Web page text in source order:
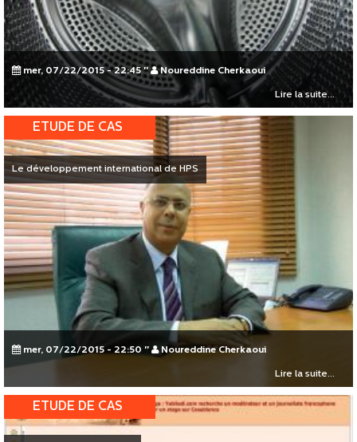
mer, 07/22/2015 - 22:45" Noureddine Cherkaoui
Lire la suite...
Le développement international de HPS
ETUDE DE CAS
mer, 07/22/2015 - 22:50 " Noureddine Cherkaoui
Lire la suite...
ETUDE DE CAS